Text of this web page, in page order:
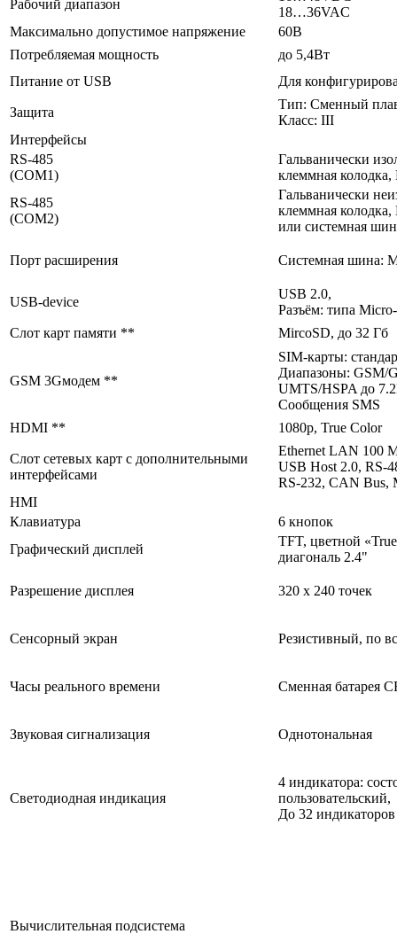
Рабочий диапазон
18…36VAC
Максимально допустимое напряжение
60В
Потребляемая мощность
до 5,4Вт
Питание от USB
Для
Защита
Тип: Сменный
Класс: III
Интерфейсы
RS-485
(COM1)
Гальванически
клеммная
RS-485
(COM2)
Гальванически
клеммная
или системная
Порт расширения Системная шина:
USB-device
USB 2.0,
Разъём: типа
Слот карт памяти **
MircoSD, до 32 Гб
GSM 3Gмодем **
SIM-карты:
Диапазоны: GSM/
UMTS/HSPA до
Сообщения SMS
HDMI **
1080p, True Color
Слот сетевых карт с дополнительными
интерфейсами
Ethernet LAN 100
USB Host 2.0, RS-
RS-232, CAN Bus,
HMI
Клавиатура
6 кнопок
Графический дисплей
TFT, цветной
диагональ 2.4"
Разрешение дисплея 320 х 240 точек
Сенсорный экран Резистивный, по
Часы реального времени Сменная батарея
Звуковая сигнализация Однотональная
Светодиодная индикация
4 индикатора:
пользовательский,
До 32
Вычислительная подсистема